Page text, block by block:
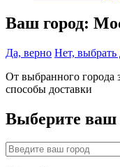
Ваш город:
Да, верно Нет, выбрать
От выбранного города
способы доставки
Выберите ваш